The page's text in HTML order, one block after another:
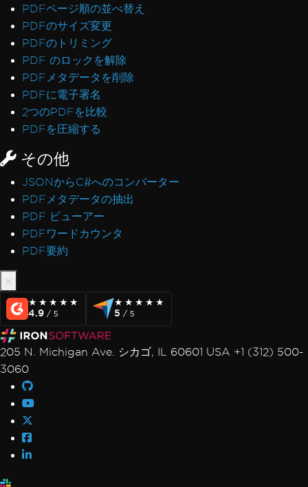
PDFページ順の並べ替え
PDFのサイズ変更
PDFのトリミング
PDF のロックを解除
PDFメタデータを削除
PDFに電子署名
2つのPDFを比較
PDFを圧縮する
その他
JSONからC#へのコンバーター
PDFメタデータの抽出
PDF ビューアー
PDFワードカウンタ
PDF要約
★★★★★
★★★★★
4.9 / 5
★★★★★
★★★★★
5 / 5
205 N. Michigan Ave. シカゴ, IL 60601 USA +1 (312) 500-
3060